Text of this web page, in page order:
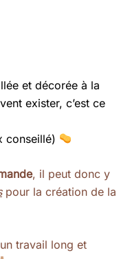
et décorée à la
exister, c’est ce
conseillé)
, il peut donc y
pour la création de la
travail long et